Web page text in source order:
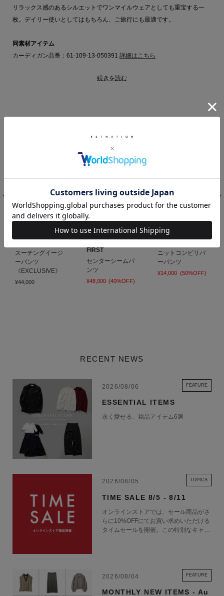
リラックス感のあるシルエットでワンマイルウェアとしても重宝する一
枚。デイリー使いとしてはもちろん、ご旅行にも最適です。
同素材アイテム
カーディガン品番：61-109-13-050391 詳細はこちら
■こちらは洗濯機洗い可能な商品です。
【AROMATIQUE for ESTNATION（アロマティック フォー エストネーシ
ョン）】
美しいシルエットのブラキャミソールやキャミソールドレス、パッド付き
キャミソールなどヘルシーで上質なインナーウェアを展開。
AROMATIQUE for ESTNATION 商品一覧
続きを読む
RELATED ITEM
スーチングイージ
ーパンツ
《EXCLUSIVE》
¥44,000
FIRST
センターシームパ
ンツ
¥48,000 (40%OFF)
ニットコンビリバ
ーパンツ
¥14,000 (50%OFF)
RECENT NEWS
2026/08/06 FEATURE
ESSENTIAL ITEMS
永く愛せる、銘品アイテム6選
2026/08/05 TOPICS
TIME SALE 8/5 - 8/11
オンラインストアでは、セール商品がさ
らに10%OFFにてお買い求めいただける
タイムセールを開催。この特別なキャン
2026/08/04 FEATURE
MONTHLY NEW ITEMS - Au